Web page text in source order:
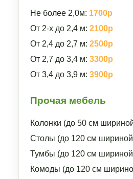
Не более 2,0м: 1700р
От 2-х до 2,4 м: 2100р
От 2,4 до 2,7 м: 2500р
От 2,7 до 3,4 м: 3300р
От 3,4 до 3,9 м: 3900р
Прочая мебель
Колонки (до 50 см
Столы (до 120 см
Тумбы (до 120 см
Комоды (до 120 см